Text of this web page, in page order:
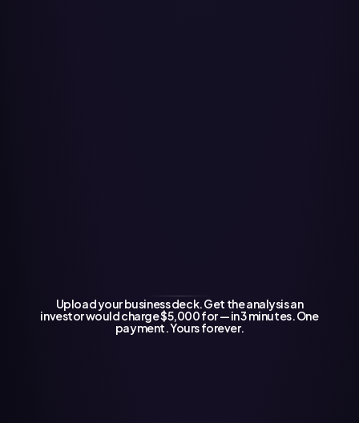
Upload your business deck. Get the analysis an
investor would charge $5,000 for — in 3 minutes. One
payment. Yours forever.